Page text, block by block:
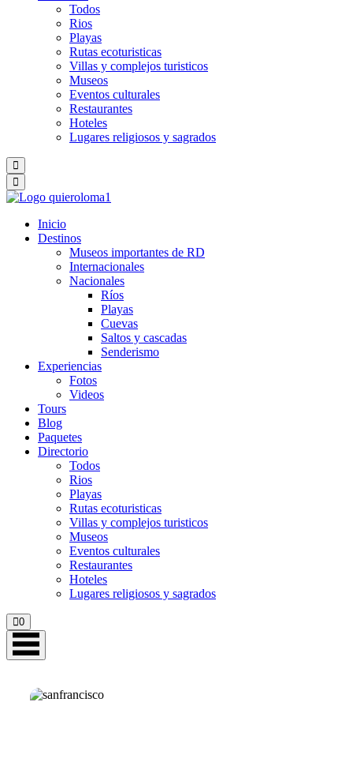
Todos
Rios
Playas
Rutas ecoturisticas
Villas y complejos turisticos
Museos
Eventos culturales
Restaurantes
Hoteles
Lugares religiosos y sagrados
Inicio
Destinos
Museos importantes de RD
Internacionales
Nacionales
Ríos
Playas
Cuevas
Saltos y cascadas
Senderismo
Experiencias
Fotos
Videos
Tours
Blog
Paquetes
Directorio
Todos
Rios
Playas
Rutas ecoturisticas
Villas y complejos turisticos
Museos
Eventos culturales
Restaurantes
Hoteles
Lugares religiosos y sagrados
0